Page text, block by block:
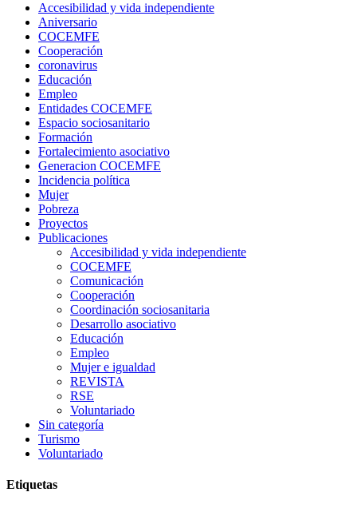
Accesibilidad y vida independiente
Aniversario
COCEMFE
Cooperación
coronavirus
Educación
Empleo
Entidades COCEMFE
Espacio sociosanitario
Formación
Fortalecimiento asociativo
Generacion COCEMFE
Incidencia política
Mujer
Pobreza
Proyectos
Publicaciones
Accesibilidad y vida independiente
COCEMFE
Comunicación
Cooperación
Coordinación sociosanitaria
Desarrollo asociativo
Educación
Empleo
Mujer e igualdad
REVISTA
RSE
Voluntariado
Sin categoría
Turismo
Voluntariado
Etiquetas